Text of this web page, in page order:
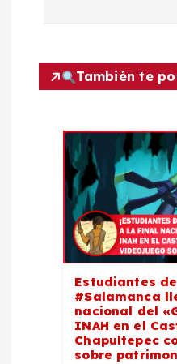
d
También te
Estudiantes
#Salamanca
nacional del
INAH en el
Chapultepec
sobre